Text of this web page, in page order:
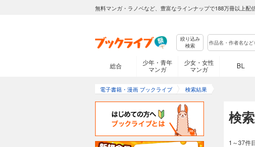
無料マンガ・ラノベなど、豊富なラインナップで188万冊以上配
絞り込み
検索
総合
少年・青年
マンガ
少女・女性
マンガ
BL
電子書籍・漫画 ブックライブ 検索結果
検
1～37件